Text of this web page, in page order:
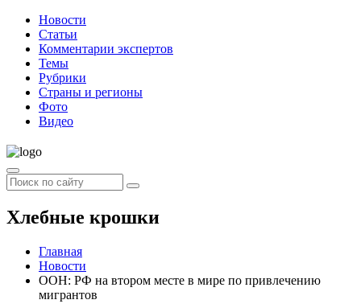
Новости
Статьи
Комментарии экспертов
Темы
Рубрики
Страны и регионы
Фото
Видео
Хлебные крошки
Главная
Новости
ООН: РФ на втором месте в мире по привлечению
мигрантов